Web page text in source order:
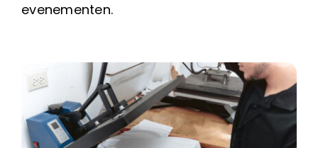
evenementen.